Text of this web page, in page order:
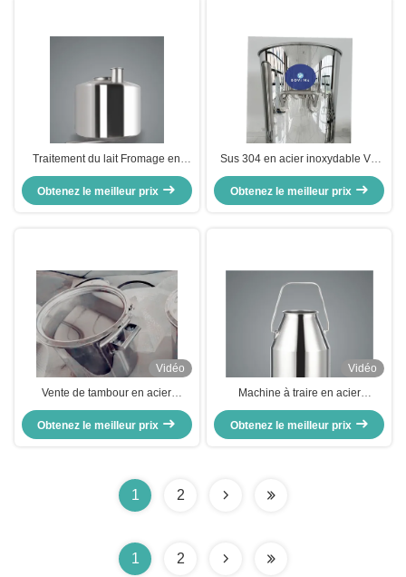
Traitement du lait Fromage en
acier inoxydable
Obtenez le meilleur prix
Sus 304 en acier inoxydable Vat
tambour à pression moyenne
produit chimique dangereux
Obtenez le meilleur prix
Vidéo
Vente de tambour en acier
inoxydable 30 l 100 l 200 l 205 l
210 l 35 gallons 55 gallons pour
fromage huile d'olive fustive
Obtenez le meilleur prix
Vidéo
Machine à traire en acier
inoxydable pour produits laitiers
Obtenez le meilleur prix
1 2
1 2